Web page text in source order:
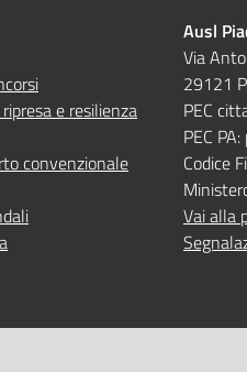
e resilienza
convenzionale
Ausl
Via
29121
PEC
PEC PA:
Codice
Vai alla